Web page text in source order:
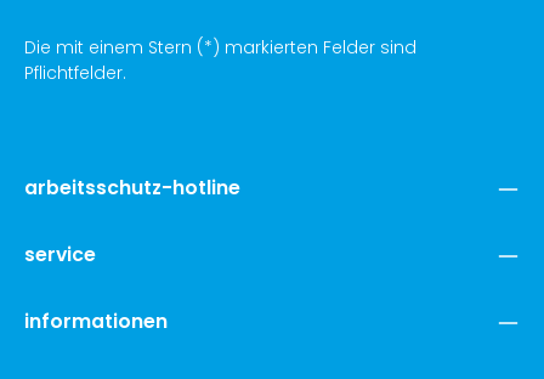
Die mit einem Stern (*) markierten Felder sind
Pflichtfelder.
arbeitsschutz-hotline
service
informationen